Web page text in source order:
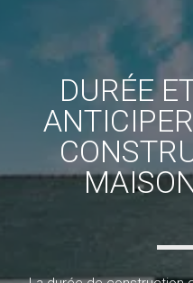
DURÉE